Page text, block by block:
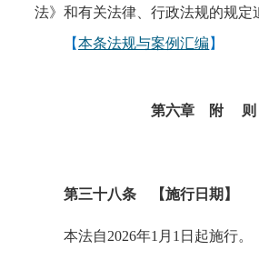
法》和有关法律、行政法规的规定
【本条法规与案例汇编 】
第六章 附则
第三十八条 【施行日期】
本法自2026年1月1日起施行。